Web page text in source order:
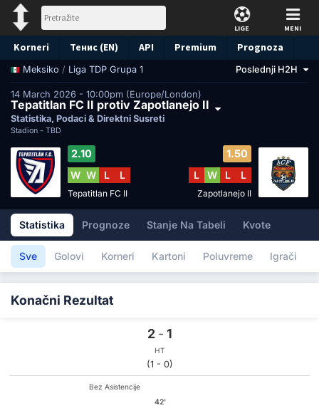
LIGE MENI
Korneri Тенис (EN) API Premium Prognoza
Meksiko / Liga TDP Grupa 1 Poslednji H2H
14 March 2026 - 10:00pm (Europe/London)
Tepatitlan FC II protiv Zapotlanejo II
Statistika, Podaci & Direktni Susreti
Stadion - TBD
2.10
W W L L
Tepatitlan FC II
1.50
L
W L L
Zapotlanejo II
Statistika Prognoze Stanje Na Tabeli Kvote
Sve Golovi Korneri Kartoni Poluvreme Igrači
Konačni Rezultat
2 - 1
HT
(1 - 0)
Bez Asistencije
42'